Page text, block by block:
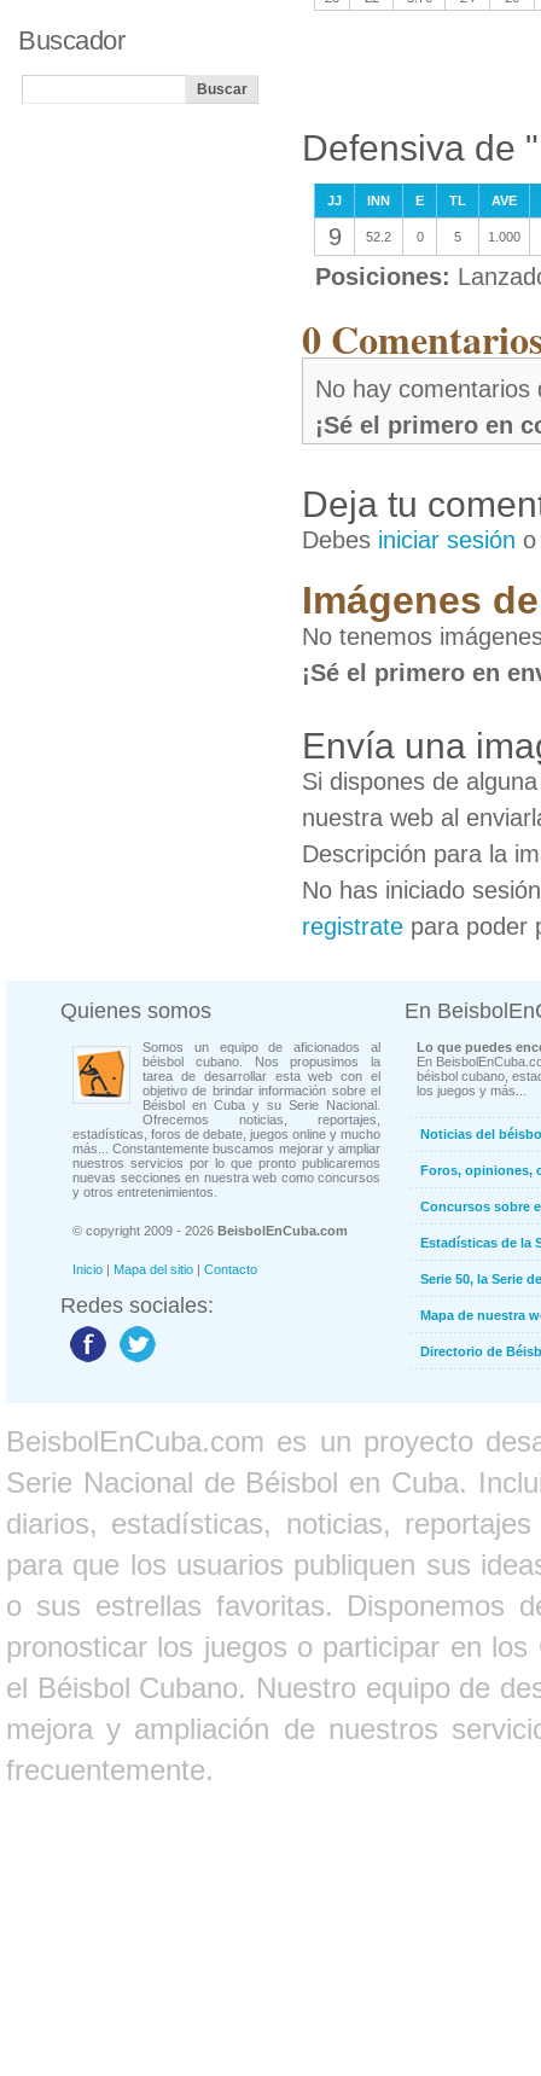
Defensiva de
JJ INN E TL AVE
9 52.2 0 5 1.000
Posiciones:
0
No hay comentarios
¡Sé el primero en
Deja tu
Debes iniciar sesión
Imágenes
No tenemos
¡Sé el primero en
Envía una
Si dispones de
nuestra web al
Descripción para la
No has iniciado
registrate para poder
Buscador
Quienes somos
Somos un equipo de aficionados al
béisbol cubano. Nos propusimos la
tarea de desarrollar esta web con el
objetivo de brindar información sobre el
Béisbol en Cuba y su Serie Nacional.
Ofrecemos noticias, reportajes,
estadísticas, foros de debate, juegos online y mucho
más... Constantemente buscamos mejorar y ampliar
nuestros servicios por lo que pronto publicaremos
nuevas secciones en nuestra web como concursos
y otros entretenimientos.
© copyright 2009 - 2026 BeisbolEnCuba.com
Inicio | Mapa del sitio | Contacto
Redes sociales:
En
Lo que puedes
En
béisbol cubano,
los juegos y más...
Noticias del
Foros, opiniones,
Concursos sobre
Estadísticas de la
Serie 50, la Serie
Mapa de nuestra
Directorio de
BeisbolEnCuba.com es un proyecto
Serie Nacional de Béisbol en Cuba.
diarios, estadísticas, noticias,
para que los usuarios publiquen sus
o sus estrellas favoritas. Disponemos
pronosticar los juegos o participar en
el Béisbol Cubano. Nuestro equipo de
mejora y ampliación de nuestros
frecuentemente.